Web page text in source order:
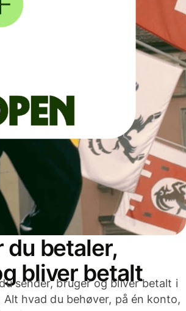
du betaler,
bliver betalt
sender, bruger og bliver betalt i
hvad du behøver, på én konto,